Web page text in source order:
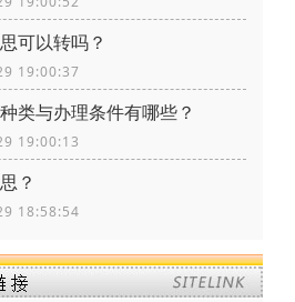
可以转吗？
19:00:37
类与办理条件有哪些？
19:00:13
？
18:58:54